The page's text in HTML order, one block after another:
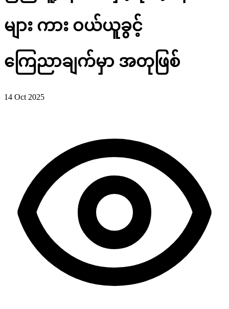
များ ကား ဝယ်ယူခွင့်
ကြေညာချက်မှာ အတုဖြစ်
14 Oct 2025